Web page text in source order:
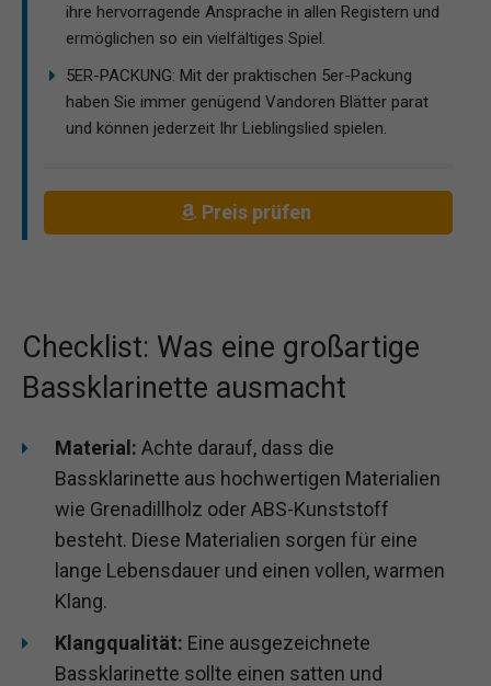
ihre hervorragende Ansprache in allen Registern und
ermöglichen so ein vielfältiges Spiel.
5ER-PACKUNG: Mit der praktischen 5er-Packung
haben Sie immer genügend Vandoren Blätter parat
und können jederzeit Ihr Lieblingslied spielen.
Preis prüfen
Checklist: Was eine großartige
Bassklarinette ausmacht
Material: Achte darauf, dass die
Bassklarinette aus hochwertigen Materialien
wie Grenadillholz oder ABS-Kunststoff
besteht. Diese Materialien sorgen für eine
lange Lebensdauer und einen vollen, warmen
Klang.
Klangqualität: Eine ausgezeichnete
Bassklarinette sollte einen satten und